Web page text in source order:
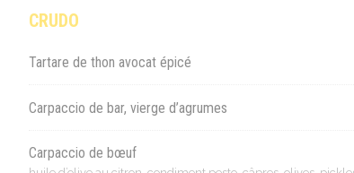
CRUDO
Tartare de thon avocat épicé
Carpaccio de bar, vierge d’agrumes
Carpaccio de bœuf